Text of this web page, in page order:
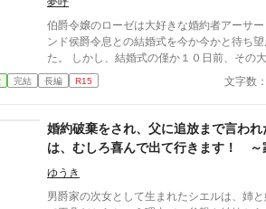
伯爵令嬢のローゼは大好きな婚約者アーサ
ンド侯爵令息との結婚式を今か今かと待ち
た。 しかし、結婚式の僅か１０日前、その
アーサーから「私から愛されたいという思
ら捨ててくれ。それに応えることは出来ない
出し寝込んでしまう。数日間うなされ続け、
を覚ました。前世の記憶と共に・・・。 愛されるこ
とは無いと分かっていても、覆すことが出来
貴族間の政略結婚。日本で生きたアラサー女
「私」が八割心を占めているローゼが、この
に臨むことになる。 いくら政略結婚といえ
完結 長編 R15 文字数
婚約破棄をされ、父に追放まで言われ
は、むしろ喜んで出て行きます！ ～
る時に一緒に来てくれた執事の溺愛が
ゆうき
男爵家の次女として生まれたシエルは、姉